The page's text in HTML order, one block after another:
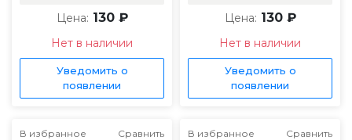
Цена: 130 ₽
Нет в наличии
Уведомить о
появлении
Цена: 130 ₽
Нет в наличии
Уведомить о
появлении
В избранное Сравнить В избранное Сравнить